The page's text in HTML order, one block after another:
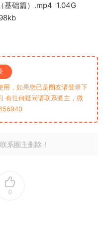
基础篇）.mp4 1.04G
用，如果您已是圈友请登录下
有任何疑问请联系圈主，微
系圈主删除！
0